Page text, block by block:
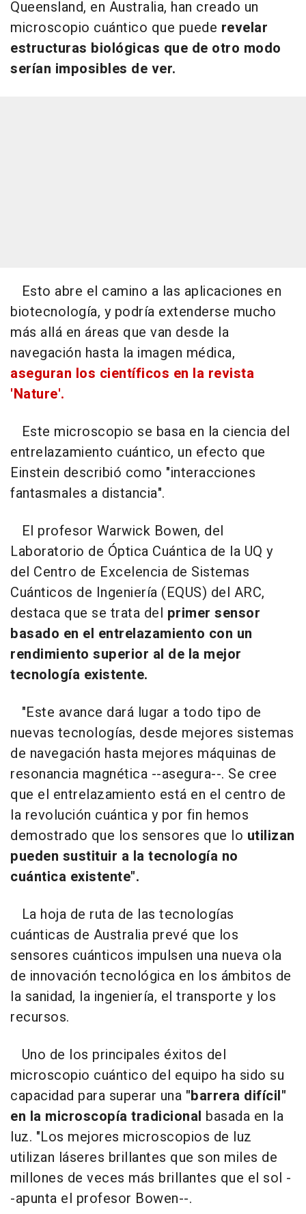
Queensland, en Australia, han creado un
microscopio cuántico que puede revelar
estructuras biológicas que de otro modo
serían imposibles de ver.
Esto abre el camino a las aplicaciones en
biotecnología, y podría extenderse mucho
más allá en áreas que van desde la
navegación hasta la imagen médica,
aseguran los científicos en la revista
'Nature'.
Este microscopio se basa en la ciencia del
entrelazamiento cuántico, un efecto que
Einstein describió como "interacciones
fantasmales a distancia".
El profesor Warwick Bowen, del
Laboratorio de Óptica Cuántica de la UQ y
del Centro de Excelencia de Sistemas
Cuánticos de Ingeniería (EQUS) del ARC,
destaca que se trata del primer sensor
basado en el entrelazamiento con un
rendimiento superior al de la mejor
tecnología existente.
"Este avance dará lugar a todo tipo de
nuevas tecnologías, desde mejores sistemas
de navegación hasta mejores máquinas de
resonancia magnética --asegura--. Se cree
que el entrelazamiento está en el centro de
la revolución cuántica y por fin hemos
demostrado que los sensores que lo utilizan
pueden sustituir a la tecnología no
cuántica existente".
La hoja de ruta de las tecnologías
cuánticas de Australia prevé que los
sensores cuánticos impulsen una nueva ola
de innovación tecnológica en los ámbitos de
la sanidad, la ingeniería, el transporte y los
recursos.
Uno de los principales éxitos del
microscopio cuántico del equipo ha sido su
capacidad para superar una "barrera difícil"
en la microscopía tradicional basada en la
luz. "Los mejores microscopios de luz
utilizan láseres brillantes que son miles de
millones de veces más brillantes que el sol -
-apunta el profesor Bowen--.